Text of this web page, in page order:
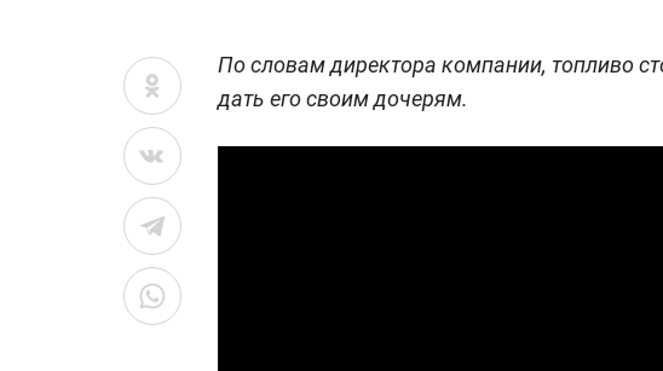
По словам директора компании, топливо
дать его своим дочерям.